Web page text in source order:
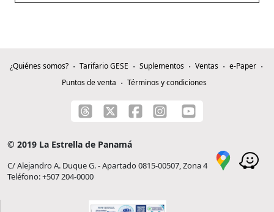
¿Quiénes somos? Tarifario GESE Suplementos Ventas
e-Paper
Puntos de venta
Términos y condiciones
© 2019 La Estrella de Panamá
C/ Alejandro A. Duque G. - Apartado 0815-00507, Zona 4
Teléfono: +507 204-0000